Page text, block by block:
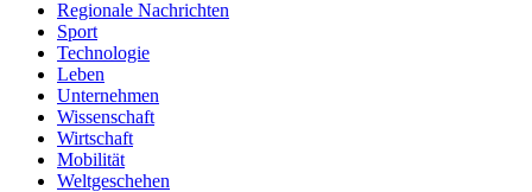
Regionale Nachrichten
Sport
Technologie
Leben
Unternehmen
Wissenschaft
Wirtschaft
Mobilität
Weltgeschehen